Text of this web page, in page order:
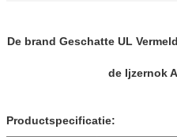
De brand Geschatte UL
de Ijzernok
Productspecificatie: